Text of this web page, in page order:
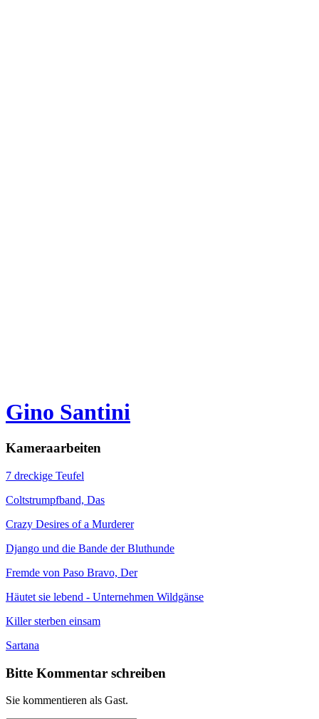
Gino Santini
Kameraarbeiten
7 dreckige Teufel
Coltstrumpfband, Das
Crazy Desires of a Murderer
Django und die Bande der Bluthunde
Fremde von Paso Bravo, Der
Häutet sie lebend - Unternehmen Wildgänse
Killer sterben einsam
Sartana
Bitte Kommentar schreiben
Sie kommentieren als Gast.